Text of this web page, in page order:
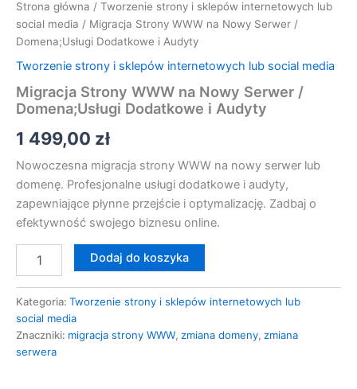
Strona główna / Tworzenie strony i sklepów internetowych lub
social media / Migracja Strony WWW na Nowy Serwer /
Domena;Usługi Dodatkowe i Audyty
Tworzenie strony i sklepów internetowych lub social media
Migracja Strony WWW na Nowy Serwer /
Domena;Usługi Dodatkowe i Audyty
1 499,00 zł
Nowoczesna migracja strony WWW na nowy serwer lub
domenę. Profesjonalne usługi dodatkowe i audyty,
zapewniające płynne przejście i optymalizację. Zadbaj o
efektywność swojego biznesu online.
Dodaj do koszyka
Kategoria: Tworzenie strony i sklepów internetowych lub
social media
Znaczniki: migracja strony WWW, zmiana domeny, zmiana
serwera